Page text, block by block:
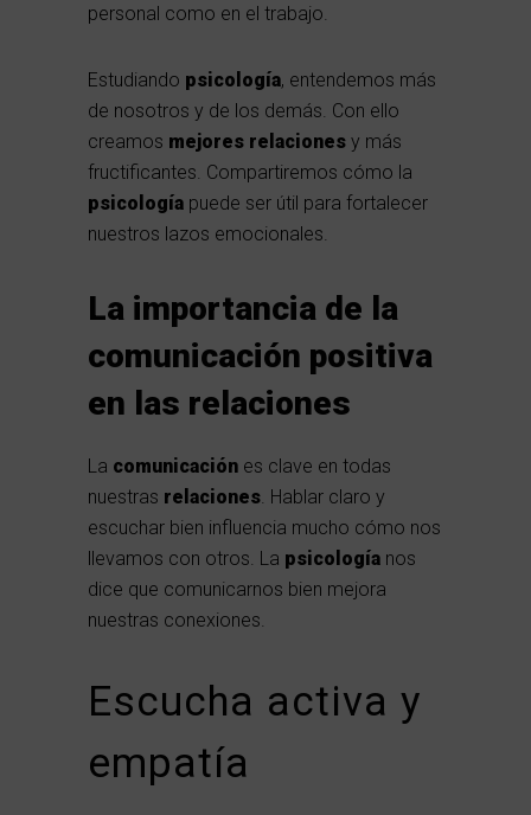
personal como en el trabajo.
Estudiando psicología, entendemos más
de nosotros y de los demás. Con ello
creamos mejores relaciones y más
fructificantes. Compartiremos cómo la
psicología puede ser útil para fortalecer
nuestros lazos emocionales.
La importancia de la
comunicación positiva
en las relaciones
La comunicación es clave en todas
nuestras relaciones. Hablar claro y
escuchar bien influencia mucho cómo nos
llevamos con otros. La psicología nos
dice que comunicarnos bien mejora
nuestras conexiones.
Escucha activa y
empatía